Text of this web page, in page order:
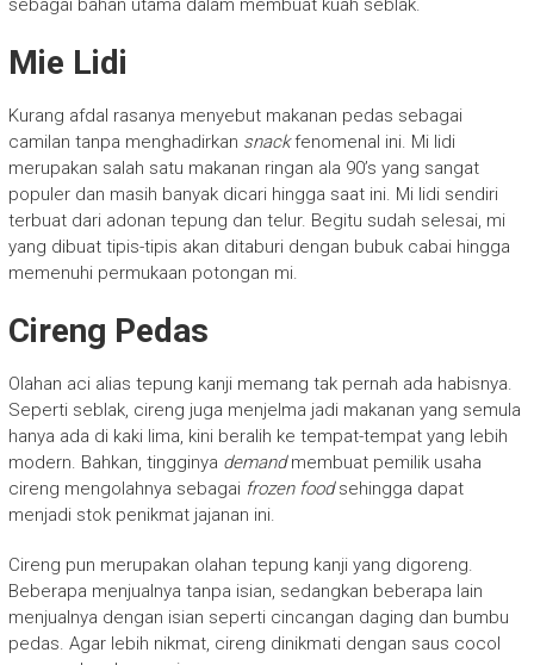
sebagai bahan utama dalam membuat kuah seblak.
Mie Lidi
Kurang afdal rasanya menyebut makanan pedas sebagai
camilan tanpa menghadirkan snackfenomenal ini. Mi lidi
merupakan salah satu makanan ringan ala 90’s yang sangat
populer dan masih banyak dicari hingga saat ini. Mi lidi sendiri
terbuat dari adonan tepung dan telur. Begitu sudah selesai, mi
yang dibuat tipis-tipis akan ditaburi dengan bubuk cabai hingga
memenuhi permukaan potongan mi.
Cireng Pedas
Olahan aci alias tepung kanji memang tak pernah ada habisnya.
Seperti seblak, cireng juga menjelma jadi makanan yang semula
hanya ada di kaki lima, kini beralih ke tempat-tempat yang lebih
modern. Bahkan, tingginya demandmembuat pemilik usaha
cireng mengolahnya sebagai frozen foodsehingga dapat
menjadi stok penikmat jajanan ini.
Cireng pun merupakan olahan tepung kanji yang digoreng.
Beberapa menjualnya tanpa isian, sedangkan beberapa lain
menjualnya dengan isian seperti cincangan daging dan bumbu
pedas. Agar lebih nikmat, cireng dinikmati dengan saus cocol